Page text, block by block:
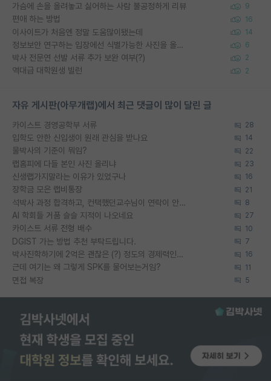
가슴에 손을 올려놓고 싫어하는 사람 불공정하게 리뷰 9
편애 하는 방법 16
이사이트가 처음엔 정말 도움많이됐는데 14
정보보안 연구하는 입장에선 식별가능한 사진을 올리는건 비추이긴함 6
박사 전문연 선발 서류 추가 보완 여부(?) 2
역대급 대학원생 빌런 2
자유 게시판(아무개랩)에서 최근 댓글이 많이 달린 글
카이스트 경영공학부 서류 28
입학도 안한 신입생이 원래 관심을 받나요 14
물박사의 기준이 뭐임? 22
랩홈피에 다들 본인 사진 올리냐 23
신생랩가지말라는 이유가 있었구나 16
장학금 모은 랩비통장 21
석박사 과정 합격하고, 컨택했던교수님이 연락이 안됩니다... 8
AI 학회들 거품 슬슬 지적이 나오네요 27
카이스트 서류 전형 배수 10
DGIST 가는 방법 추천 부탁드립니다. 7
박사진학하기에 2억은 괜찮은 (?) 정도의 경제력인가요 16
근데 여기는 왜 그렇게 SPK를 물어보는거임? 11
면접 복장 5